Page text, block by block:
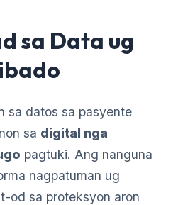
sa Data ug
sa datos sa pasyente
sa digital nga
pagtuki. Ang nanguna
nagpatuman ug
od sa proteksyon aron